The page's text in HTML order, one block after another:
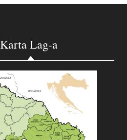
Karta Lag-a